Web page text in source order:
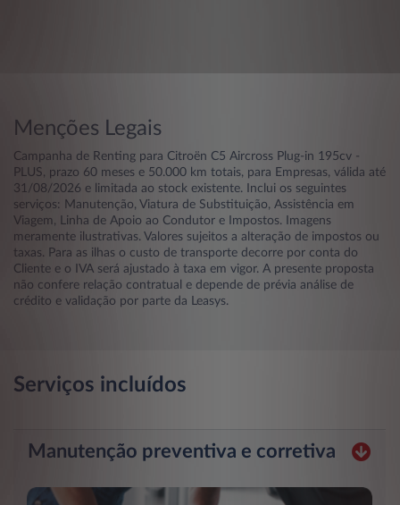
Menções Legais
Campanha de Renting para Citroën C5 Aircross Plug-in 195cv -
PLUS, prazo 60 meses e 50.000 km totais, para Empresas, válida até
31/08/2026 e limitada ao stock existente. Inclui os seguintes
serviços: Manutenção, Viatura de Substituição, Assistência em
Viagem, Linha de Apoio ao Condutor e Impostos. Imagens
meramente ilustrativas. Valores sujeitos a alteração de impostos ou
taxas. Para as ilhas o custo de transporte decorre por conta do
Cliente e o IVA será ajustado à taxa em vigor. A presente proposta
não confere relação contratual e depende de prévia análise de
crédito e validação por parte da Leasys.
Serviços incluídos
Manutenção preventiva e corretiva